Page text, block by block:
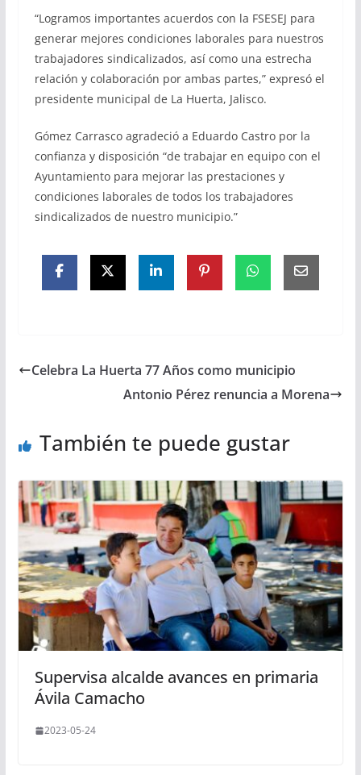
“Logramos importantes acuerdos con la FSESEJ para
generar mejores condiciones laborales para nuestros
trabajadores sindicalizados, así como una estrecha
relación y colaboración por ambas partes,” expresó el
presidente municipal de La Huerta, Jalisco.
Gómez Carrasco agradeció a Eduardo Castro por la
confianza y disposición “de trabajar en equipo con el
Ayuntamiento para mejorar las prestaciones y
condiciones laborales de todos los trabajadores
sindicalizados de nuestro municipio.”
Celebra La Huerta 77 Años como municipio
Antonio Pérez renuncia a Morena
También te puede gustar
Supervisa alcalde avances en primaria
Ávila Camacho
2023-05-24